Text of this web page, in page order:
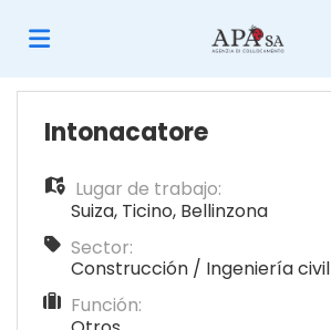
Lista
ofertas
Subir
Intonacatore
Lugar de trabajo:
Suiza, Ticino, Bellinzona
Sector:
Construcción / Ingeniería civil
Función: